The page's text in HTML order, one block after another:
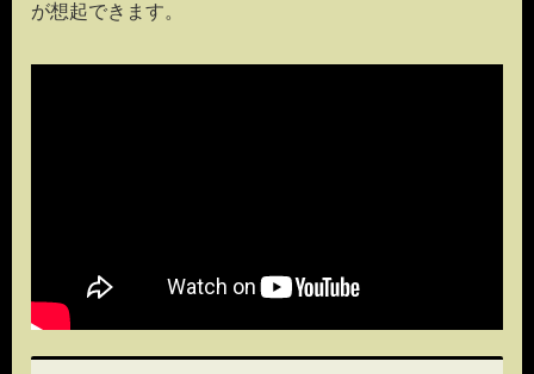
が想起できます。